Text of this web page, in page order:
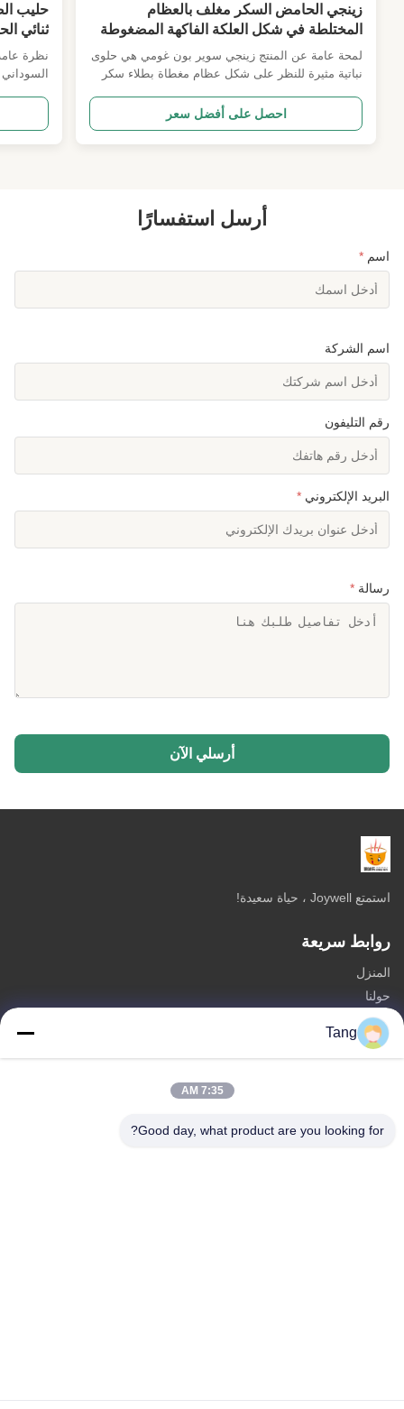
زينجي الحامض السكر مغلف بالعظام
المختلطة في شكل العلكة الفاكهة المضغوطة
زينجي سبرينج متعددة الفواكه النبات الحامض
العلكة وجبة خفيفة الأطفال الحفلات الهدية
لمحة عامة عن المنتج زينجي سوير بون غومي هي حلوى
نباتية مثيرة للنظر على شكل عظام مغطاة بطلاء سكر
يقدم طعمًا متعدد الطبقات: القشرة الخارجية الحامضة
الحادة والمرنة متوازنة مع جوهر الفاكهة الرقيقة الحلوة
المرنة في الداخل. يتم مزج العديد من نكهات الفاكهة ...
احصل على أفضل سعر
حليب
ثنائي
نباتية
نظرة
بشكل
يوفر
أرسل استفسارًا
اسم *
اسم الشركة
رقم التليفون
البريد الإلكتروني *
رسالة *
أرسلي الآن
استمتع Joywell ، حياة سعيدة!
روابط سريعة
المنزل
حولنا
المنتجات
اتصل بنا
حبوب الفاصوليا العريضة
Tang
7:35 AM
Good day, what product are you looking for?